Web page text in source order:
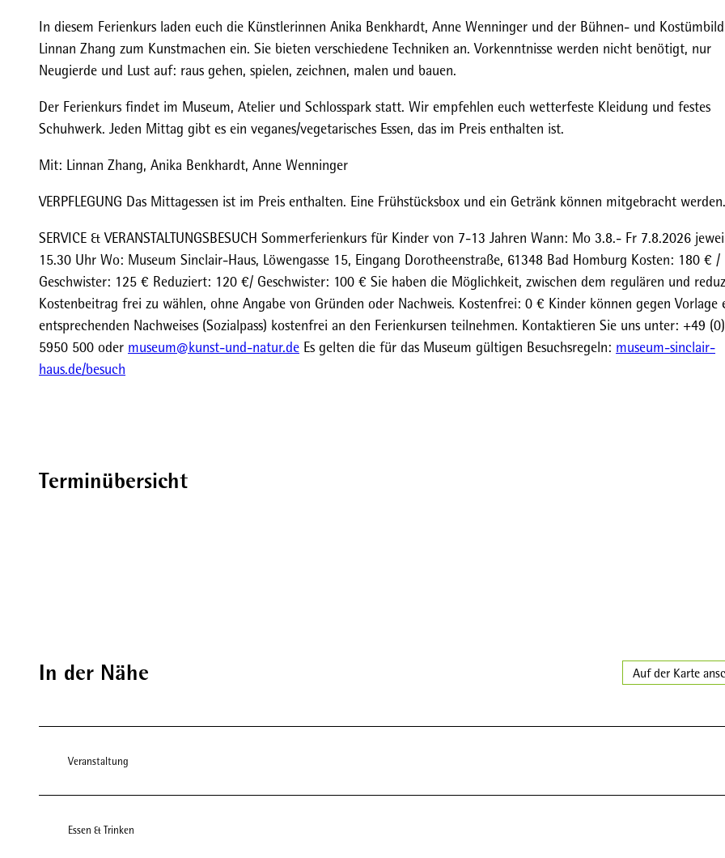
In diesem Ferienkurs laden euch die Künstlerinnen Anika Benkhardt, Anne Wenninger und der Bühnen- und
Linnan Zhang zum Kunstmachen ein. Sie bieten verschiedene Techniken an. Vorkenntnisse werden nicht benötigt, nur
Neugierde und Lust auf: raus gehen, spielen, zeichnen, malen und bauen.
Der Ferienkurs findet im Museum, Atelier und Schlosspark statt. Wir empfehlen euch wetterfeste Kleidung und festes
Schuhwerk. Jeden Mittag gibt es ein veganes/vegetarisches Essen, das im Preis enthalten ist.
Mit: Linnan Zhang, Anika Benkhardt, Anne Wenninger
VERPFLEGUNG Das Mittagessen ist im Preis enthalten. Eine Frühstücksbox und ein Getränk können mitgebracht werden.
SERVICE & VERANSTALTUNGSBESUCH Sommerferienkurs für Kinder von 7-13 Jahren Wann: Mo 3.8.- Fr 7.8.2026
15.30 Uhr Wo: Museum Sinclair-Haus, Löwengasse 15, Eingang Dorotheenstraße, 61348 Bad Homburg Kosten: 180 € /
Geschwister: 125 € Reduziert: 120 €/ Geschwister: 100 € Sie haben die Möglichkeit, zwischen dem regulären und
Kostenbeitrag frei zu wählen, ohne Angabe von Gründen oder Nachweis. Kostenfrei: 0 € Kinder können gegen Vorlage
entsprechenden Nachweises (Sozialpass) kostenfrei an den Ferienkursen teilnehmen. Kontaktieren Sie uns unter: +49
5950 500 oder museum@kunst-und-natur.de Es gelten die für das Museum gültigen Besuchsregeln: museum-sinclair-
haus.de/besuch
Terminübersicht
In der Nähe Auf der Karte
Veranstaltung
Essen & Trinken